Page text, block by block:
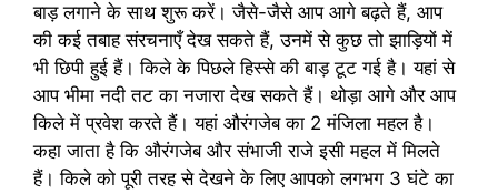
बाड़ लगाने के साथ शुरू करें। जैसे-जैसे आप आगे बढ़ते हैं, आप
की कई तबाह संरचनाएँ देख सकते हैं, उनमें से कुछ तो झाड़ियों में
भी छिपी हुई हैं। किले के पिछले हिस्से की बाड़ टूट गई है। यहां से
आप भीमा नदी तट का नजारा देख सकते हैं। थोड़ा आगे और आप
किले में प्रवेश करते हैं। यहां औरंगजेब का 2 मंजिला महल है।
कहा जाता है कि औरंगजेब और संभाजी राजे इसी महल में मिलते
हैं। किले को पूरी तरह से देखने के लिए आपको लगभग 3 घंटे का